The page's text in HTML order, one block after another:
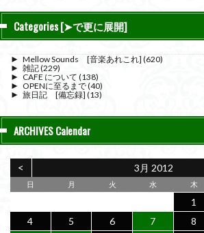
Categories [➤で更に展開]
► Mellow Sounds [音楽あれこれ] (620)
► 雑記(229)
► CAFE について (138)
► OPENに至るまで(40)
► 旅日記 [備忘録] (13)
ARCHIVES Calendar
< 3月 2012
日 月 火 水 木
1
4
5 6 7 8